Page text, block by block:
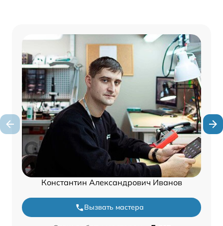
Константин Александрович Иванов
Вызвать мастера